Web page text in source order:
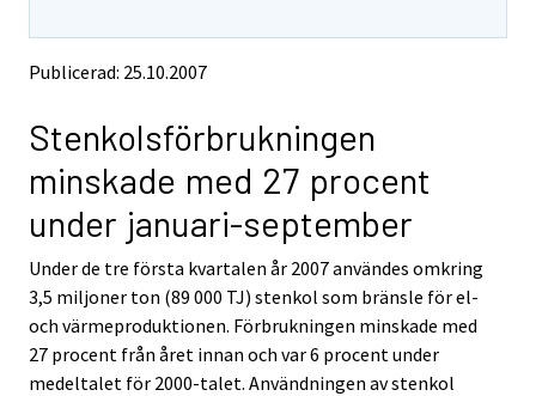
Publicerad: 25.10.2007
Stenkolsförbrukningen
minskade med 27 procent
under januari-september
Under de tre första kvartalen år 2007 användes omkring
3,5 miljoner ton (89 000 TJ) stenkol som bränsle för el-
och värmeproduktionen. Förbrukningen minskade med
27 procent från året innan och var 6 procent under
medeltalet för 2000-talet. Användningen av stenkol